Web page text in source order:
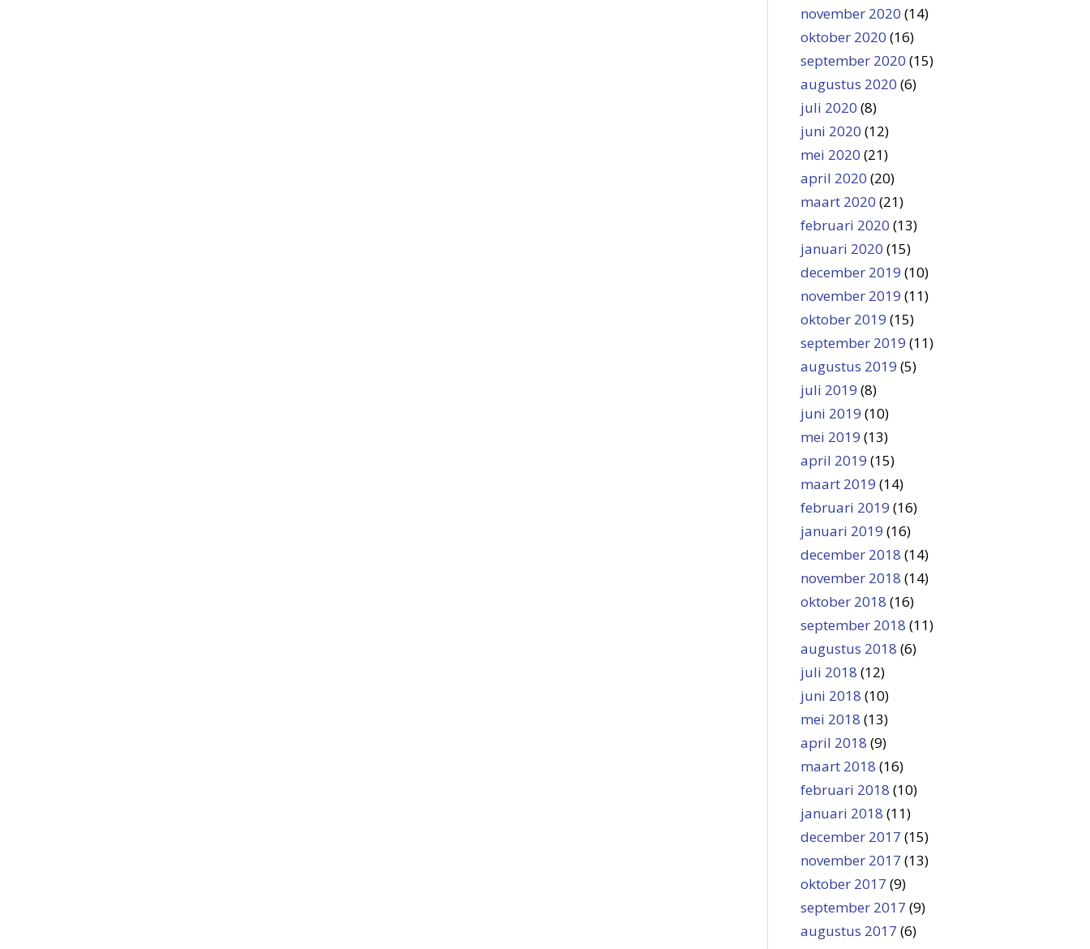
november 2020 (14)
oktober 2020 (16)
september 2020 (15)
augustus 2020 (6)
juli 2020 (8)
juni 2020 (12)
mei 2020 (21)
april 2020 (20)
maart 2020 (21)
februari 2020 (13)
januari 2020 (15)
december 2019 (10)
november 2019 (11)
oktober 2019 (15)
september 2019 (11)
augustus 2019 (5)
juli 2019 (8)
juni 2019 (10)
mei 2019 (13)
april 2019 (15)
maart 2019 (14)
februari 2019 (16)
januari 2019 (16)
december 2018 (14)
november 2018 (14)
oktober 2018 (16)
september 2018 (11)
augustus 2018 (6)
juli 2018 (12)
juni 2018 (10)
mei 2018 (13)
april 2018 (9)
maart 2018 (16)
februari 2018 (10)
januari 2018 (11)
december 2017 (15)
november 2017 (13)
oktober 2017 (9)
september 2017 (9)
augustus 2017 (6)